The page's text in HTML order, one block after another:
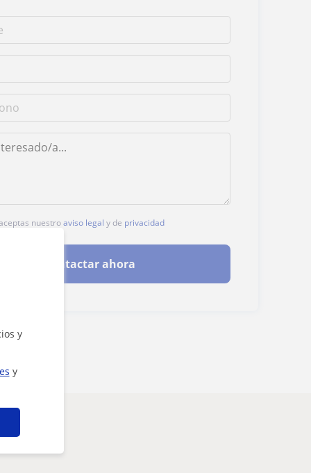
y
y
nuestroaviso legal y de privacidad
Contactar ahora